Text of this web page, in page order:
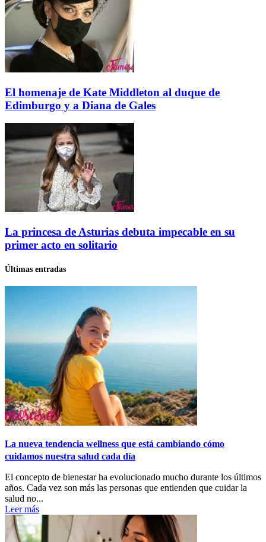
El homenaje de Kate Middleton al duque de
Edimburgo y a Diana de Gales
La princesa de Asturias debuta impecable en su
primer acto en solitario
Últimas entradas
La nueva tendencia wellness que está cambiando cómo
cuidamos nuestra salud cada día
El concepto de bienestar ha evolucionado mucho durante los últimos
años. Cada vez son más las personas que entienden que cuidar la
salud no...
Leer más